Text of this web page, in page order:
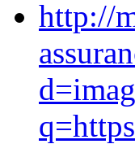
http://